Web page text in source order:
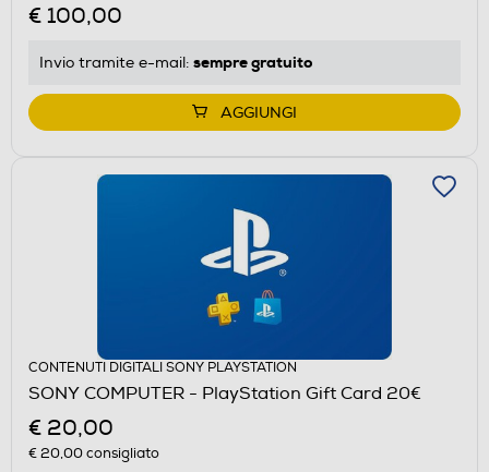
€ 100,00
Invio tramite e-mail: sempre gratuito
AGGIUNGI
CONTENUTI DIGITALI SONY PLAYSTATION
SONY COMPUTER - PlayStation Gift Card 20€
€ 20,00
€ 20,00consigliato